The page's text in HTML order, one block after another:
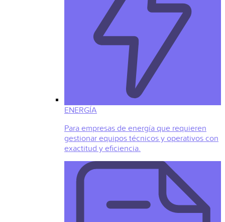
ENERGÍA
Para empresas de energía que requieren
gestionar equipos técnicos y operativos con
exactitud y eficiencia.